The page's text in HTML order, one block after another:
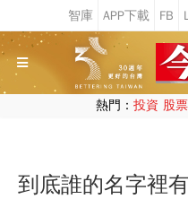
熱門： 投資 股票
到底誰的名字裡